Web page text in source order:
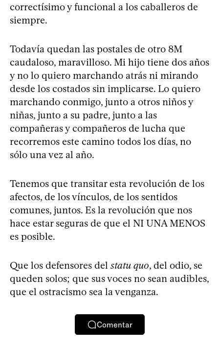
correctísimo y funcional a los caballeros de
siempre.
Todavía quedan las postales de otro 8M
caudaloso, maravilloso. Mi hijo tiene dos años
y no lo quiero marchando atrás ni mirando
desde los costados sin implicarse. Lo quiero
marchando conmigo, junto a otros niños y
niñas, junto a su padre, junto a las
compañeras y compañeros de lucha que
recorremos este camino todos los días, no
sólo una vez al año.
Tenemos que transitar esta revolución de los
afectos, de los vínculos, de los sentidos
comunes, juntos. Es la revolución que nos
hace estar seguras de que el NI UNA MENOS
es posible.
Que los defensores del statu quo, del odio, se
queden solos; que sus voces no sean audibles,
que el ostracismo sea la venganza.
Comentar